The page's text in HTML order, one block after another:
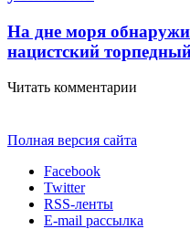
На дне моря
нацистский
Читать комментарии
Полная версия сайта
Facebook
Twitter
RSS-ленты
E-mail рассылка